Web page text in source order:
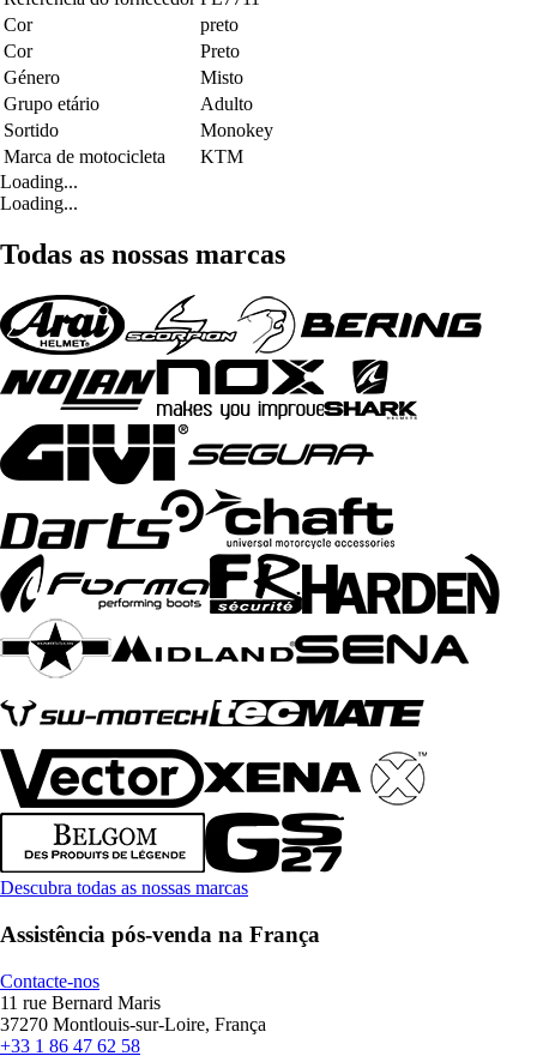
Cor
preto
Cor
Preto
Género
Misto
Grupo etário
Adulto
Sortido
Monokey
Marca de motocicleta
KTM
Loading...
Loading...
Todas as nossas marcas
Descubra todas as nossas marcas
Assistência pós-venda na França
Contacte-nos
11 rue Bernard Maris
37270 Montlouis-sur-Loire, França
+33 1 86 47 62 58